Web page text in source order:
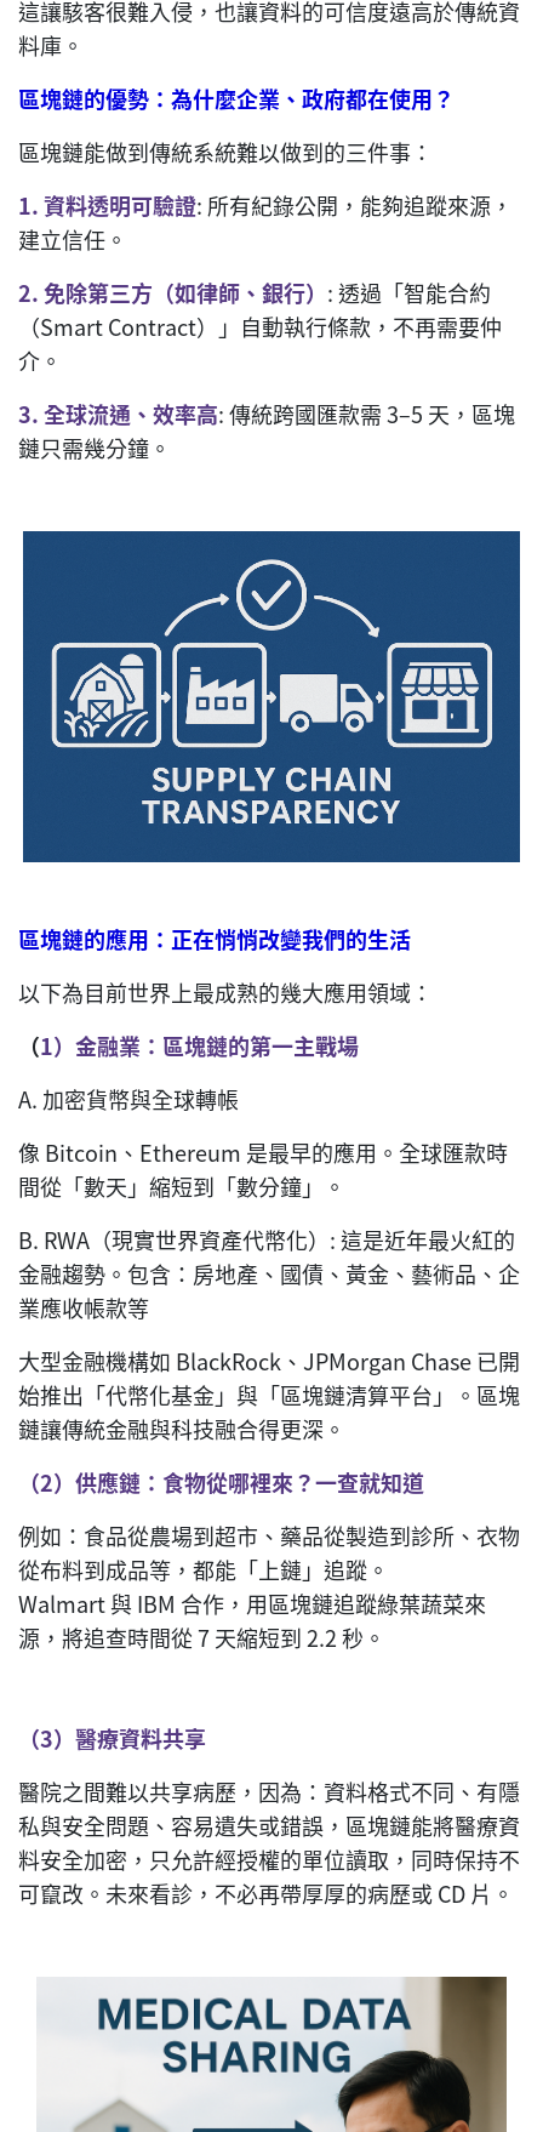
這讓駭客很難入侵，也讓資料的可信度遠高於傳統資
料庫。
區塊鏈的優勢：為什麼企業、政府都在使用？
區塊鏈能做到傳統系統難以做到的三件事：
1. 資料透明可驗證: 所有紀錄公開，能夠追蹤來源，
建立信任。
2. 免除第三方（如律師、銀行） : 透過「智能合約
（Smart Contract）」自動執行條款，不再需要仲
介。
3. 全球流通、效率高: 傳統跨國匯款需 3–5 天，區塊
鏈只需幾分鐘。
區塊鏈的應用：正在悄悄改變我們的生活
以下為目前世界上最成熟的幾大應用領域：
（1）金融業：區塊鏈的第一主戰場
A. 加密貨幣與全球轉帳
像 Bitcoin、Ethereum 是最早的應用。全球匯款時
間從「數天」縮短到「數分鐘」。
B. RWA（現實世界資產代幣化）: 這是近年最火紅的
金融趨勢。包含：房地產、國債、黃金、藝術品、企
業應收帳款等
大型金融機構如 BlackRock、JPMorgan Chase 已開
始推出「代幣化基金」與「區塊鏈清算平台」。區塊
鏈讓傳統金融與科技融合得更深。
（2）供應鏈：食物從哪裡來？一查就知道
例如：食品從農場到超市、藥品從製造到診所、衣物
從布料到成品等，都能「上鏈」追蹤。
Walmart 與 IBM 合作，用區塊鏈追蹤綠葉蔬菜來
源，將追查時間從 7 天縮短到 2.2 秒。
（3）醫療資料共享
醫院之間難以共享病歷，因為：資料格式不同、有隱
私與安全問題、容易遺失或錯誤，區塊鏈能將醫療資
料安全加密，只允許經授權的單位讀取，同時保持不
可竄改。未來看診，不必再帶厚厚的病歷或 CD 片。